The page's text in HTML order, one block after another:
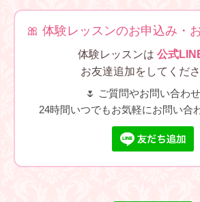
🎀 体験レッスンのお申込み・
体験レッスンは 公式
お友達追加をしてくだ
🌷 ご質問やお問い合わせ
24時間いつでもお気軽にお問い合